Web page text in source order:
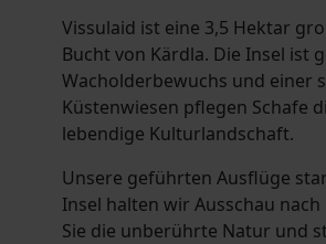
Vissulaid ist eine 3,5 Hektar
Bucht von Kärdla. Die Insel ist
Wacholderbewuchs und einer
Küstenwiesen pflegen Schafe
lebendige Kulturlandschaft.
Unsere geführten Ausflüge
Insel halten wir Ausschau
Sie die unberührte Natur und